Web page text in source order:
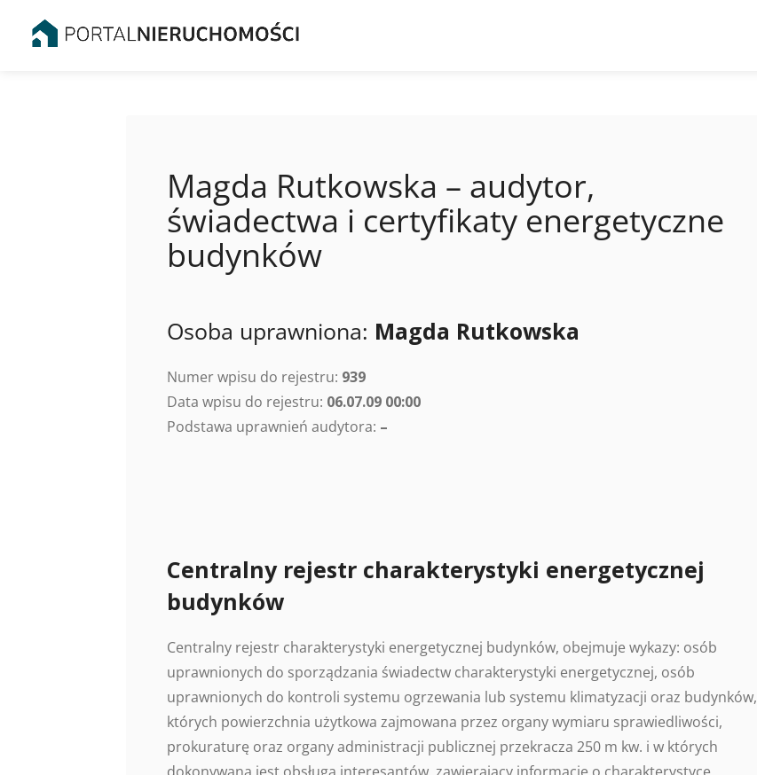
Magda Rutkowska – audytor,
świadectwa i certyfikaty energetyczne
budynków
Osoba uprawniona: Magda Rutkowska
Numer wpisu do rejestru: 939
Data wpisu do rejestru: 06.07.09 00:00
Podstawa uprawnień audytora: –
Centralny rejestr charakterystyki energetycznej
budynków
Centralny rejestr charakterystyki energetycznej budynków, obejmuje wykazy: osób
uprawnionych do sporządzania świadectw charakterystyki energetycznej, osób
uprawnionych do kontroli systemu ogrzewania lub systemu klimatyzacji oraz budynków,
których powierzchnia użytkowa zajmowana przez organy wymiaru sprawiedliwości,
prokuraturę oraz organy administracji publicznej przekracza 250 m kw. i w których